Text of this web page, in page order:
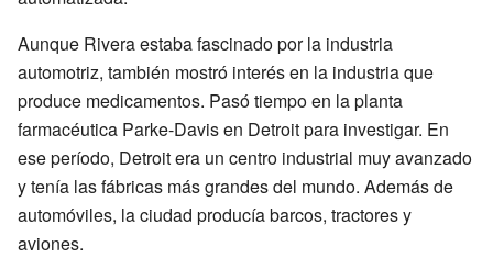
Aunque Rivera estaba fascinado por la industria
automotriz, también mostró interés en la industria que
produce medicamentos. Pasó tiempo en la planta
farmacéutica Parke-Davis en Detroit para investigar. En
ese período, Detroit era un centro industrial muy avanzado
y tenía las fábricas más grandes del mundo. Además de
automóviles, la ciudad producía barcos, tractores y
aviones.